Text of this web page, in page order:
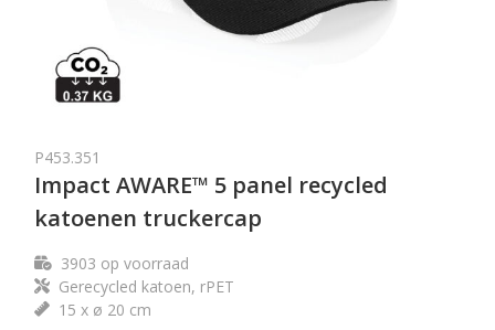
P453.351
Impact AWARE™ 5 panel recycled
katoenen truckercap
3903 op voorraad
Gerecycled katoen, rPET
15 x ø 20 cm